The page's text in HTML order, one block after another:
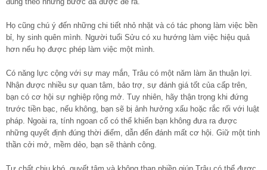
Họ cũng chú ý đến những chi tiết nhỏ nhặt và có tác phong làm việc bền
bỉ, hy sinh quên mình. Người tuổi Sửu có xu hướng làm việc hiệu quả
hơn nếu họ được phép làm việc một mình.
Có năng lực cộng với sự may mắn, Trâu có một năm làm ăn thuận lợi.
Nhận được nhiều sự quan tâm, bảo trợ, sự đánh giá tốt của cấp trên,
bạn có cơ hội sự nghiệp rộng mở. Tuy nhiên, hãy thận trọng khi đứng
trước tiền bạc, nếu không, bạn sẽ bị ảnh hưởng xấu hoặc rắc rối với luật
pháp. Ngoài ra, tính ngoan cố có thể khiến bạn không đưa ra được
những quyết định đúng thời điểm, dẫn đến đánh mất cơ hội. Giữ một tinh
thần cởi mở, mềm dẻo, bạn sẽ thành công.